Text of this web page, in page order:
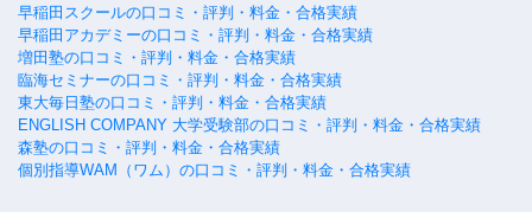
早稲田スクールの口コミ・評判・料金・合格実績
早稲田アカデミーの口コミ・評判・料金・合格実績
増田塾の口コミ・評判・料金・合格実績
臨海セミナーの口コミ・評判・料金・合格実績
東大毎日塾の口コミ・評判・料金・合格実績
ENGLISH COMPANY 大学受験部の口コミ・評判・料金・合格実績
森塾の口コミ・評判・料金・合格実績
個別指導WAM（ワム）の口コミ・評判・料金・合格実績